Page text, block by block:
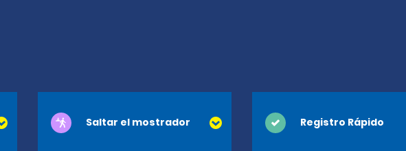
Saltar el mostrador Registro Rápido